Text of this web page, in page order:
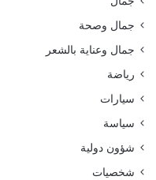
جمال وصحة
جمال وعناية بالشعر
رياضة
سيارات
سياسة
شؤون دولية
شخصيات